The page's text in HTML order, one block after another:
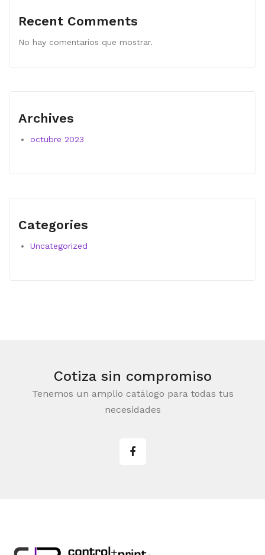
Recent Comments
No hay comentarios que mostrar.
Archives
octubre 2023
Categories
Uncategorized
Cotiza sin compromiso
Tenemos un amplio catálogo para todas tus
necesidades